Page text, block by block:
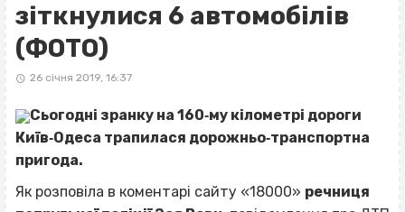
зіткнулися 6 автомобілів
(ФОТО)
26 січня 2019, 16:37
Сьогодні зранку на 160‐му кілометрі дороги
Київ‐Одеса трапилася дорожньо‐транспортна
пригода.
Як розповіла в коментарі сайту «18000» речниця